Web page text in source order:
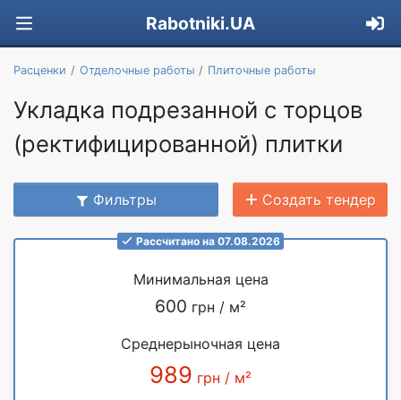
Rabotniki.UA
Расценки Отделочные работы Плиточные работы
Укладка подрезанной с торцов
(ректифицированной) плитки
Фильтры Создать тендер
Рассчитано на 07.08.2026
Минимальная цена
600 грн / м²
Среднерыночная цена
989 грн / м²